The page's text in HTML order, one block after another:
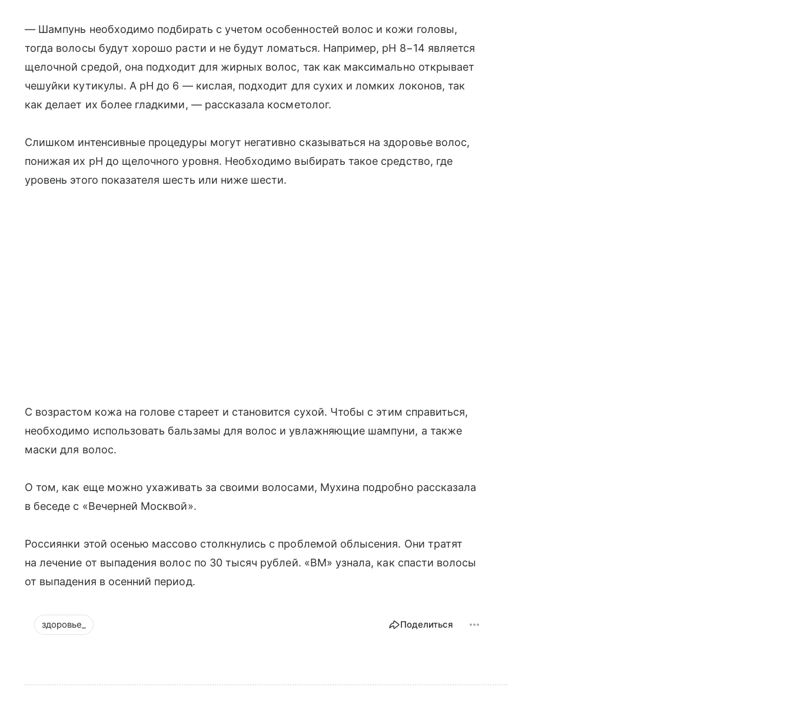
— Шампунь необходимо подбирать с учетом особенностей волос и кожи головы,
тогда волосы будут хорошо расти и не будут ломаться. Например, pH 8−14 является
щелочной средой, она подходит для жирных волос, так как максимально открывает
чешуйки кутикулы. А pH до 6 — кислая, подходит для сухих и ломких локонов, так
как делает их более гладкими, — рассказала косметолог.
Слишком интенсивные процедуры могут негативно сказываться на здоровье волос,
понижая их pH до щелочного уровня. Необходимо выбирать такое средство, где
уровень этого показателя шесть или ниже шести.
С возрастом кожа на голове стареет и становится сухой. Чтобы с этим справиться,
необходимо использовать бальзамы для волос и увлажняющие шампуни, а также
маски для волос.
О том, как еще можно ухаживать за своими волосами, Мухина подробно рассказала
в беседе с «Вечерней Москвой».
Россиянки этой осенью массово столкнулись с проблемой облысения. Они тратят
на лечение от выпадения волос по 30 тысяч рублей. «ВМ» узнала, как спасти волосы
от выпадения в осенний период.
здоровье_ Поделиться